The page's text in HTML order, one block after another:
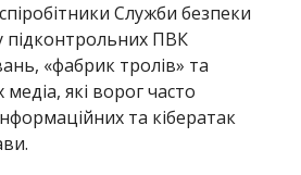
Служби безпеки
ПВК
«фабрик тролів» та
які ворог часто
та кібератак